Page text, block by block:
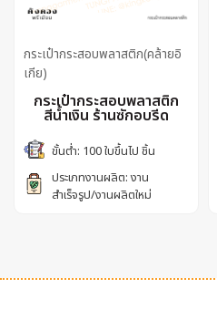
กระเป๋ากระสอบพลาสติก(คล้ายอิ
เกีย)
กระเป๋ากระสอบพลาสติก
สีน้ำเงิน ร้านซักอบรีด
ขั้นต่ำ: 100 ใบขึ้นไป ชิ้น
ประเภทงานผลิต: งาน
สำเร็จรูป/งานผลิตใหม่